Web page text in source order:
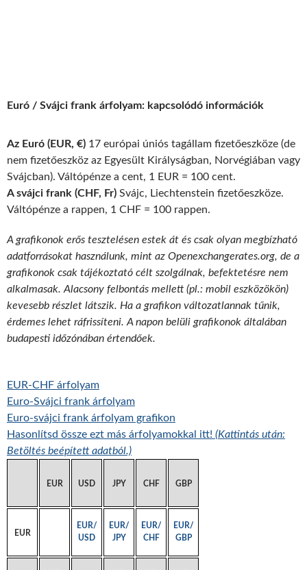
Euró / Svájci frank árfolyam: kapcsolódó információk
Az Euró (EUR, €) 17 európai úniós tagállam fizetőeszköze (de
nem fizetőeszköz az Egyesült Királyságban, Norvégiában vagy
Svájcban). Váltópénze a cent, 1 EUR = 100 cent.
A svájci frank (CHF, Fr) Svájc, Liechtenstein fizetőeszköze.
Váltópénze a rappen, 1 CHF = 100 rappen.
A grafikonok erős tesztelésen estek át és csak olyan megbízható
adatforrásokat használunk, mint az Openexchangerates.org, de a
grafikonok csak tájékoztató célt szolgálnak, befektetésre nem
alkalmasak. Alacsony felbontás mellett (pl.: mobil eszközökön)
kevesebb részlet látszik. Ha a grafikon változatlannak tűnik,
érdemes lehet ráfrissíteni. A napon belüli grafikonok általában
budapesti időzónában értendőek.
EUR-CHF árfolyam
Euro-Svájci frank árfolyam
Euro-svájci frank árfolyam grafikon
Hasonlítsd össze ezt más árfolyamokkal itt! (Kattintás után:
Betöltés beépített adatból.)
EUR USD JPY CHF GBP
EUR
EUR/
USD
EUR/
JPY
EUR/
CHF
EUR/
GBP